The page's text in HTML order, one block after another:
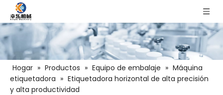
Hogar » Productos » Equipo de embalaje » Máquina
etiquetadora » Etiquetadora horizontal de alta precisión
y alta productividad